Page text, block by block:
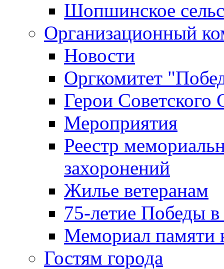
Шопшинское
Организационный
Новости
Оргкомитет
Герои Советского
Мероприятия
Реестр
захоронений
Жилье ветеранам
75-летие Победы
Мемориал памяти
Гостям города